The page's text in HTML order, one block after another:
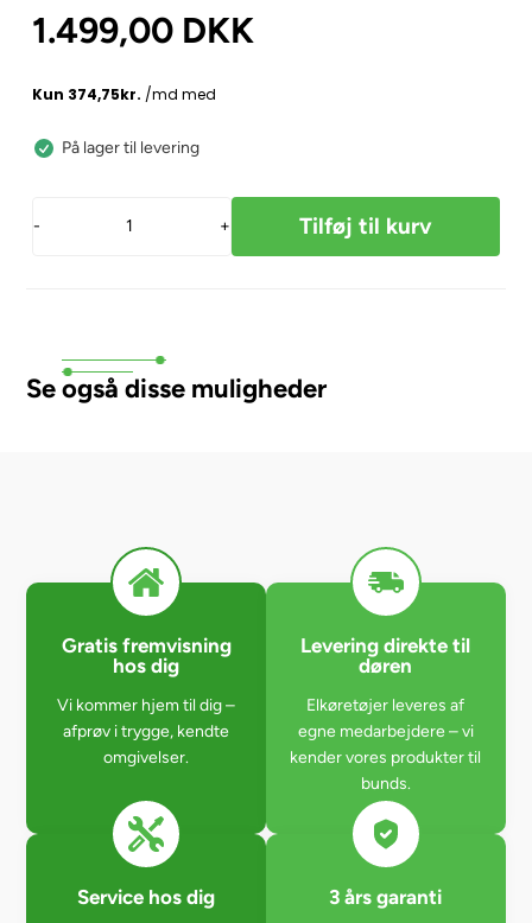
1.499,00 DKK
På lager til levering
- +
Se også disse muligheder
Gratis fremvisning
hos dig
Vi kommer hjem til dig –
afprøv i trygge, kendte
omgivelser.
Levering direkte til
døren
Elkøretøjer leveres af
egne medarbejdere – vi
kender vores produkter til
bunds.
Service hos dig 3 års garanti